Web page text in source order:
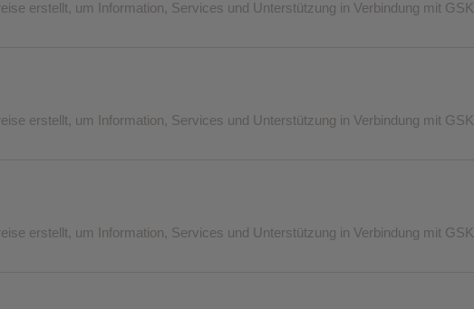
erstellt, um Information, Services und Unterstützung in Verbindung mit GSK
erstellt, um Information, Services und Unterstützung in Verbindung mit GSK
erstellt, um Information, Services und Unterstützung in Verbindung mit GSK
keine personenbezogenen Daten.